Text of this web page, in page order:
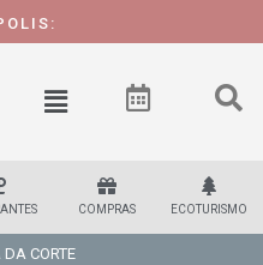
COMPRAS ECOTURISMO
DA CORTE